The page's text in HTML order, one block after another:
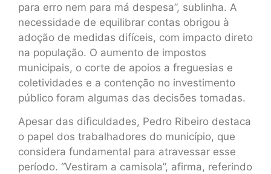
para erro nem para má despesa”, sublinha. A
necessidade de equilibrar contas obrigou à
adoção de medidas difíceis, com impacto direto
na população. O aumento de impostos
municipais, o corte de apoios a freguesias e
coletividades e a contenção no investimento
público foram algumas das decisões tomadas.
Apesar das dificuldades, Pedro Ribeiro destaca
o papel dos trabalhadores do município, que
considera fundamental para atravessar esse
período. “Vestiram a camisola”, afirma, referindo